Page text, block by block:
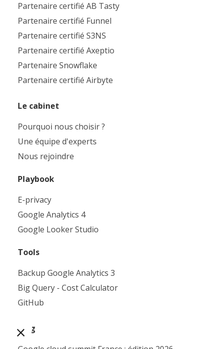
Partenaire certifié AB Tasty
Partenaire certifié Funnel
Partenaire certifié S3NS
Partenaire certifié Axeptio
Partenaire Snowflake
Partenaire certifié Airbyte
Le cabinet
Pourquoi nous choisir ?
Une équipe d'experts
Nous rejoindre
Playbook
E-privacy
Google Analytics 4
Google Looker Studio
Tools
Backup Google Analytics 3
Big Query - Cost Calculator
GitHub
Blog